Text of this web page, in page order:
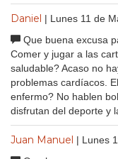
Daniel | Lunes 11 de
Que buena excusa
Comer y jugar a las
saludable? Acaso no
problemas cardíacos.
enfermo? No hablen
disfrutan del deporte y
Juan Manuel | Lunes